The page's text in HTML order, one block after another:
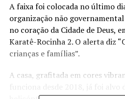
A faixa foi colocada no último
organização não
no coração da Cidade de Deus,
Karatê-Rocinha 2. O alerta diz
crianças e famílias”.
A casa, grafitada em cores